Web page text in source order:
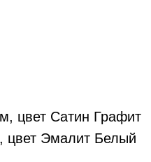
цвет Сатин Графит
Эмалит Белый